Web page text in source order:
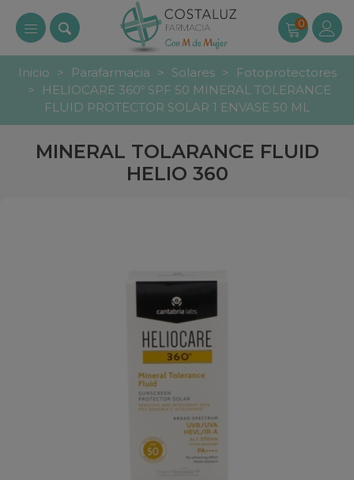
0
Inicio > Parafarmacia > Solares >
Fotoprotectores
>
HELIOCARE 360º SPF 50 MINERAL TOLERANCE
FLUID PROTECTOR SOLAR 1 ENVASE 50 ML
MINERAL TOLARANCE FLUID
HELIO 360